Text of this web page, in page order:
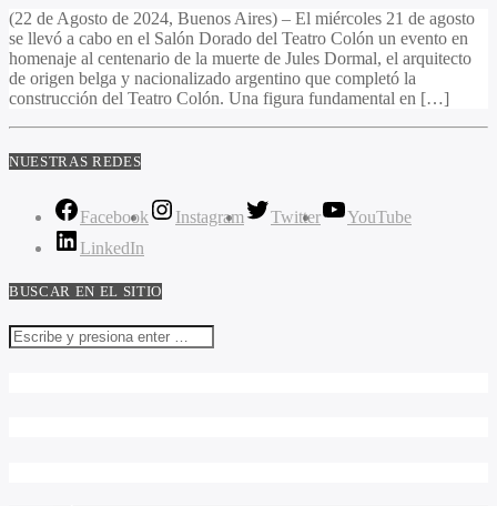
(22 de Agosto de 2024, Buenos Aires) – El miércoles 21 de agosto
se llevó a cabo en el Salón Dorado del Teatro Colón un evento en
homenaje al centenario de la muerte de Jules Dormal, el arquitecto
de origen belga y nacionalizado argentino que completó la
construcción del Teatro Colón. Una figura fundamental en […]
NUESTRAS REDES
Facebook Instagram Twitter
YouTube
LinkedIn
BUSCAR EN EL SITIO